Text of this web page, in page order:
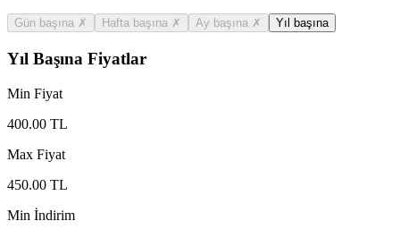
Gün başına ✗ Hafta başına ✗ Ay başına ✗ Yıl başına
Yıl Başına Fiyatlar
Min Fiyat
400.00 TL
Max Fiyat
450.00 TL
Min İndirim